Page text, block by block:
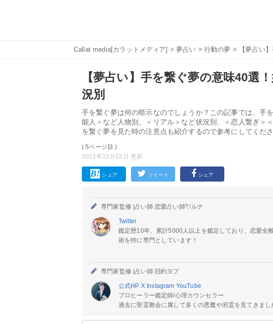
Callat media[カラットメディア] >夢占い > 行動の夢 > 【夢占い
【夢占い】手を繋ぐ夢の意味40選
況別
手を繋ぐ夢は何の暗示なのでしょうか？この記事では、手
能人＞など人物別、＜リアル＞など状況別、＜恋人繋ぎ＞
を繋ぐ夢を見た時の注意点も紹介するので参考にしてくださ
( 5ページ目 )
2023年10月02日 更新
シェア ツイート シェア
専門家監修 |占い師 恋愛占い師💘ルナ
Twitter
鑑定歴10年、累計5000人以上を鑑定しており、恋愛全
術を特に専門としています！
専門家監修 |占い師 旧約ヨブ
公式HP X Instagram YouTube
プロヒーラー鑑定師/心理カウンセラー
過去に聖霊教会に属して多くの悪魔や邪霊を見てきまし